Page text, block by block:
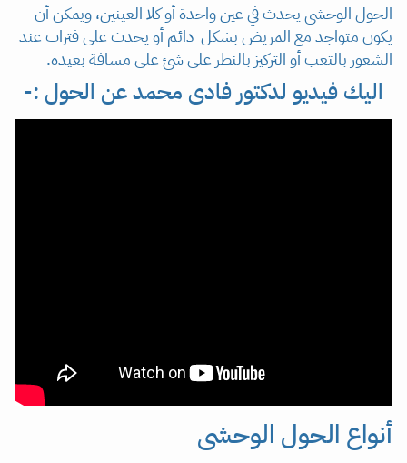
الحول الوحشى يحدث في عين واحدة أو كلا العينين، ويمكن أن
يكون متواجد مع المريض بشكل دائم أو يحدث على فترات عند
الشعور بالتعب أو التركيز بالنظر على شئ على مسافة بعيدة.
اليك فيديو لدكتور فادى محمد عن الحول :-
أنواع الحول الوحشى